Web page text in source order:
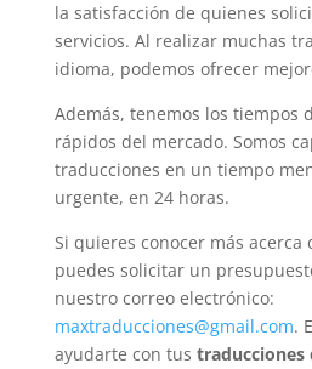
la satisfacción de quienes
servicios. Al realizar muchas
idioma, podemos ofrecer
Además, tenemos los tiempos
rápidos del mercado. Somos
traducciones en un tiempo
urgente, en 24 horas.
Si quieres conocer más acerca
puedes solicitar un
nuestro correo electrónico:
maxtraducciones@gmail.com.
ayudarte con tus traducciones